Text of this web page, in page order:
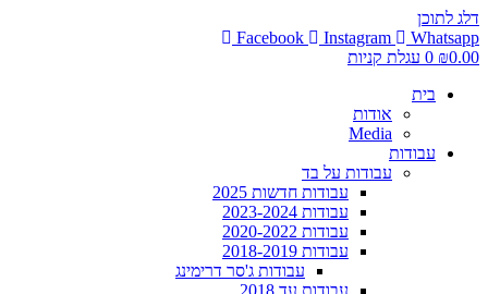
דלג לתוכן
Facebook
Instagram
Whatsapp
₪0.00
0 עגלת קניות
בית
אודות
Media
עבודות
עבודות על בד
עבודות חדשות 2025
עבודות 2023-2024
עבודות 2020-2022
עבודות 2018-2019
עבודות ג'סר דרימינג
עבודות עד 2018